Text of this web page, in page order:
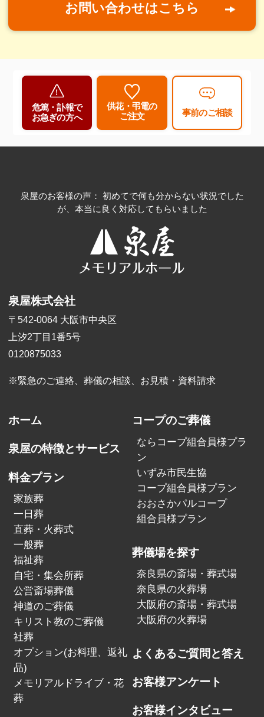
お問い合わせはこちら
危篤・訃報で
お急ぎの方へ
供花・弔電の
ご注文
事前のご相談
泉屋のお客様の声： 初めてで何も分からない状況でした
が、本当に良く対応してもらいました
泉屋株式会社
〒542-0064 大阪市中央区
上汐2丁目1番5号
0120875033
※緊急のご連絡、葬儀の相談、 お見積・資料請求
ホーム
泉屋の特徴とサービス
料金プラン
家族葬
一日葬
直葬・火葬式
一般葬
福祉葬
自宅・集会所葬
公営斎場葬儀
神道のご葬儀
キリスト教のご葬儀
社葬
オプション(お料理、返礼
品)
メモリアルドライブ・花
葬
コープのご葬儀
ならコープ組合員様プラ
ン
いずみ市民生協
コープ組合員様プラン
おおさかパルコープ
組合員様プラン
葬儀場を探す
奈良県の斎場・葬式場
奈良県の火葬場
大阪府の斎場・葬式場
大阪府の火葬場
よくあるご質問と答え
お客様アンケート
お客様インタビュー